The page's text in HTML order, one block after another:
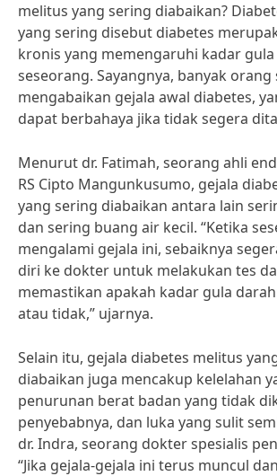
melitus yang sering diabaikan?
yang sering disebut diabetes
kronis yang memengaruhi kadar
seseorang. Sayangnya, banyak orang
mengabaikan gejala awal diabetes,
dapat berbahaya jika tidak segera
Menurut dr. Fatimah, seorang ahli
RS Cipto Mangunkusumo, gejala
yang sering diabaikan antara lain
dan sering buang air kecil. “Ketika
mengalami gejala ini, sebaiknya
diri ke dokter untuk melakukan tes
memastikan apakah kadar gula
atau tidak,” ujarnya.
Selain itu, gejala diabetes melitus
diabaikan juga mencakup kelelahan
penurunan berat badan yang tidak
penyebabnya, dan luka yang sulit
dr. Indra, seorang dokter spesialis
“Jika gejala-gejala ini terus muncul